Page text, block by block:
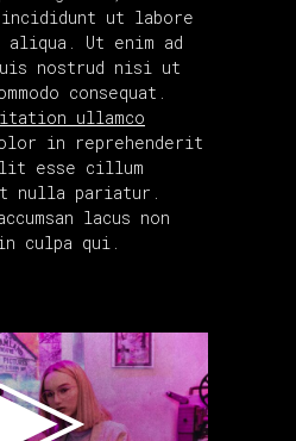
incididunt ut labore
aliqua. Ut enim ad
nostrud nisi ut
consequat.
ullamco
in reprehenderit
esse cillum
nulla pariatur.
lacus non
culpa qui.